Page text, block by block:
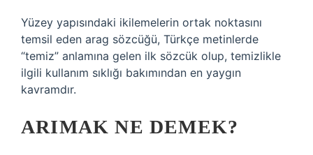
Yüzey yapısındaki ikilemelerin ortak noktasını
temsil eden arag sözcüğü, Türkçe metinlerde
“temiz” anlamına gelen ilk sözcük olup, temizlikle
ilgili kullanım sıklığı bakımından en yaygın
kavramdır.
ARIMAK NE DEMEK?